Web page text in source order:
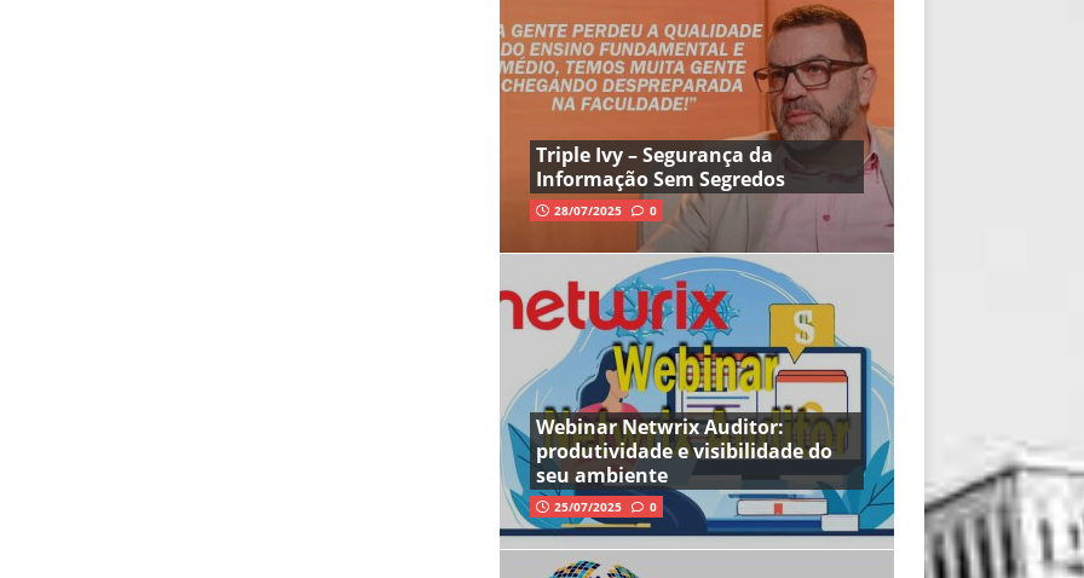
Triple Ivy – Segurança da
Informação Sem Segredos
28/07/2025 0
Webinar Netwrix Auditor:
produtividade e visibilidade do
seu ambiente
25/07/2025 0